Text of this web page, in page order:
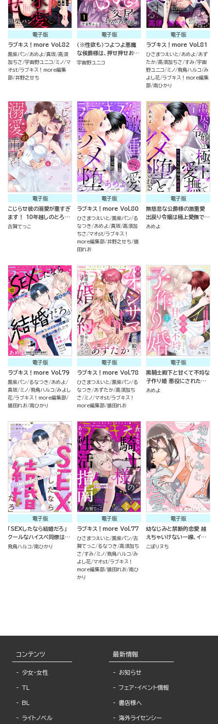
電子版
ラブキス！more Vol.82
黒柴パン あめよ 真坂 高須
加ちさ 宇宙野ユニコ ミノ マ
オst ラブキス！more編集
部 井野之せち
電子版
（※性欲も）つよつよ悪魔
な侯爵様は、押せ押せおし
かけ姫をとろぱちゅ交尾で
宇宙野ユニコ
電子版
ラブキス！more Vol.81
ひさまつえいと あめよ
あず
たか 高須加ちさ すみ 宇宙
野ユニコ ミノ 飛鳥ハルコ み
よし花 ラブキス！more編集
部 南ひかり
電子版
こじらせ彼の溺愛が重すぎ
ます！ 10年越しのとろ甘
えっち試してみる？ （4）
古賀てっこ
電子版
ラブキス！more Vol.80
ひさまつえいと 黒柴パン る
なつき
あめよ 真坂 高須加
ちさ マオst ラブキス！
more編集部 井野之せち 猫
田れお
電子版
無慈悲な公爵様の激重愛
出戻り令嬢は極上愛撫でハ
メ堕とされる（分冊版）
あめよ
電子版
ラブキス！more Vol.79
黒柴パン るなつき
あめよ
真坂 ミノ 飛鳥ハルコ みよし
花 ラブキス！more編集部
猫田れお 南ひかり
電子版
ラブキス！more Vol.78
ひさまつえいと 黒柴パン る
なつき
あずたか 高須加ち
さ ミノ マオst ラブキス！
more編集部 猫田れお
電子版
黒騎士殿下と甘くて不埒な
子作り婚 悪役にされた令
嬢はイかされ啼かされ暴か
あめよ
電子版
「SEXしたなら結婚だろ」
クールなハイスペ同僚は執
着ヤバ男でした!?（分冊
飛鳥ハルコ 南ひかり
電子版
ラブキス！more Vol.77
ひさまつえいと 黒柴パン 古
賀てっこ
るなつき 高須加ち
さ すみ ミノ 飛鳥ハルコ み
よし花 マオst ラブキス！
more編集部 猫田れお 南ひ
かり
電子版
幼なじみと禁断的恋愛 越
えちゃいけない一線、イっ
ちゃって… （2）
こぽりヌち
コンテンツ
少女・女性
TL
BL
ライトノベル
最新情報
お知らせ
フェア・イベント情報
書店様へ
海外ライセンシー